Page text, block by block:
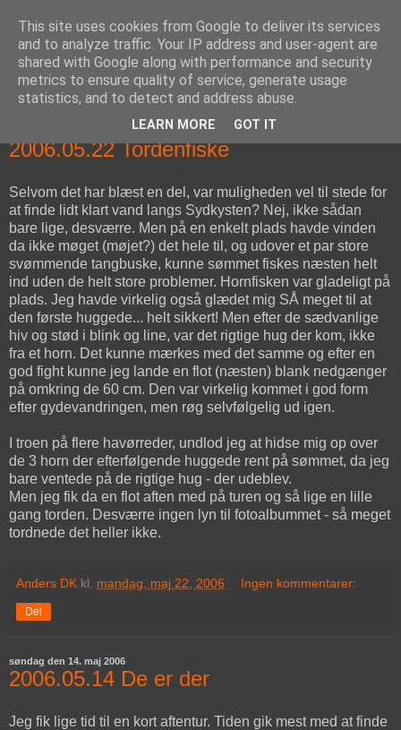
fiskedagbog.dk
Havørredfiskeri, tordenvejr og rav i (en skøn?) tre-enighed
2006.05.22 Tordenfiske
Selvom det har blæst en del, var muligheden vel til stede for
at finde lidt klart vand langs Sydkysten? Nej, ikke sådan
bare lige, desværre. Men på en enkelt plads havde vinden
da ikke møget (møjet?) det hele til, og udover et par store
svømmende tangbuske, kunne sømmet fiskes næsten helt
ind uden de helt store problemer. Hornfisken var gladeligt på
plads. Jeg havde virkelig også glædet mig SÅ meget til at
den første huggede... helt sikkert! Men efter de sædvanlige
hiv og stød i blink og line, var det rigtige hug der kom, ikke
fra et horn. Det kunne mærkes med det samme og efter en
god fight kunne jeg lande en flot (næsten) blank nedgænger
på omkring de 60 cm. Den var virkelig kommet i god form
efter gydevandringen, men røg selvfølgelig ud igen.
I troen på flere havørreder, undlod jeg at hidse mig op over
de 3 horn der efterfølgende huggede rent på sømmet, da jeg
bare ventede på de rigtige hug - der udeblev.
Men jeg fik da en flot aften med på turen og så lige en lille
gang torden. Desværre ingen lyn til fotoalbummet - så meget
tordnede det heller ikke.
Anders DK kl. mandag, maj 22, 2006 Ingen kommentarer:
Del
søndag den 14. maj 2006
2006.05.14 De er der
Jeg fik lige tid til en kort aftentur. Tiden gik mest med at finde
This site uses cookies from Google to deliver its services
and to analyze traffic. Your IP address and user-agent are
shared with Google along with performance and security
metrics to ensure quality of service, generate usage
statistics, and to detect and address abuse.
LEARN MORE GOT IT